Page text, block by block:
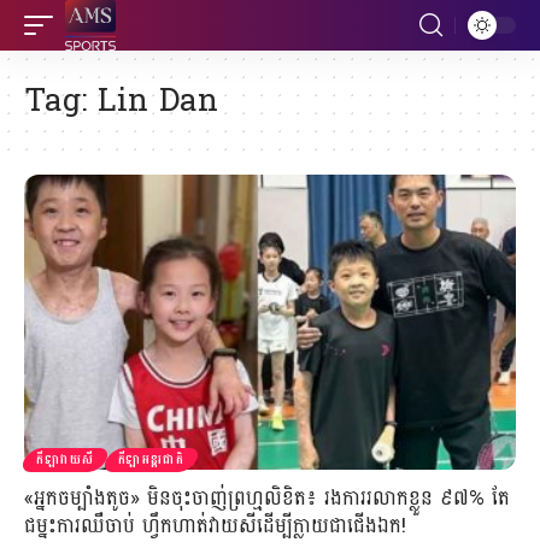
Tag:Lin Dan
កីឡាវាយសី កីឡាអន្តរជាតិ
«អ្នកចម្បាំងតូច» មិនចុះចាញ់ព្រហ្មលិខិត៖ រងការរលាកខ្លួន ៩៧% តែ
ជម្នះការឈឺចាប់ ហ្វឹកហាត់វាយសីដើម្បីក្លាយជាជើងឯក!